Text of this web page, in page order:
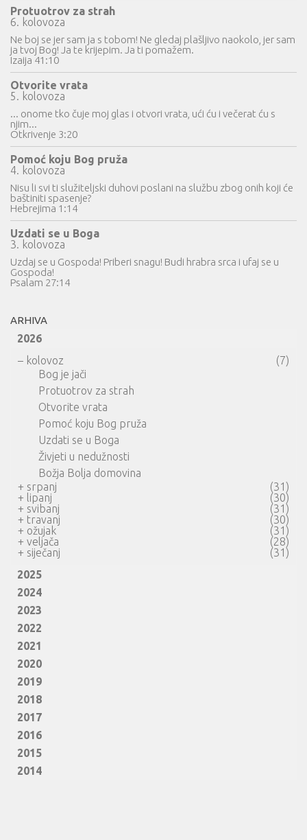
Protuotrov za strah
6. kolovoza
Ne boj se jer sam ja s tobom! Ne gledaj plašljivo naokolo, jer sam
ja tvoj Bog! Ja te krijepim. Ja ti pomažem.
Izaija 41:10
Otvorite vrata
5. kolovoza
... onome tko čuje moj glas i otvori vrata, ući ću i večerat ću s
njim...
Otkrivenje 3:20
Pomoć koju Bog pruža
4. kolovoza
Nisu li svi ti služiteljski duhovi poslani na službu zbog onih koji će
baštiniti spasenje?
Hebrejima 1:14
Uzdati se u Boga
3. kolovoza
Uzdaj se u Gospoda! Priberi snagu! Budi hrabra srca i ufaj se u
Gospoda!
Psalam 27:14
ARHIVA
2026
– kolovoz
(7)
Bog je jači
Protuotrov za strah
Otvorite vrata
Pomoć koju Bog pruža
Uzdati se u Boga
Živjeti u nedužnosti
Božja Bolja domovina
+ srpanj
(31)
+ lipanj
(30)
+ svibanj
(31)
+ travanj
(30)
+ ožujak
(31)
+ veljača
(28)
+ siječanj
(31)
2025
2024
2023
2022
2021
2020
2019
2018
2017
2016
2015
2014